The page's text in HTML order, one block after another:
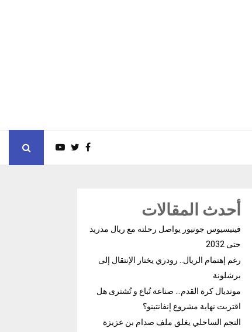
أحدث المقالات
فينيسيوس جونيور يواصل رحلته مع ريال مدريد
حتى 2032
رغم إهتمام الريال.. رودري يختار الإنتقال إلى
برشلونة
مونديال كرة القدم… صناعة تُباع و تُشترى هل
اقتربت نهاية مشروع إنفانتينو؟
النجم الساحلي يغلق ملف صدام بن عزيزة